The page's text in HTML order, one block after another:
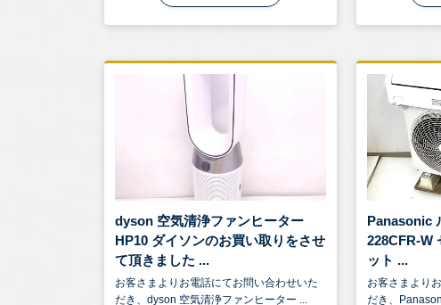
dyson 空気清浄ファンヒーター
HP10 ダイソンのお買い取りをさせ
て頂きました ...
お客さまよりお電話にてお問い合わせいた
だき、dyson 空気清浄ファンヒーター ...
Panasonic
228CFR-W
ット ...
お客さまより
だき、